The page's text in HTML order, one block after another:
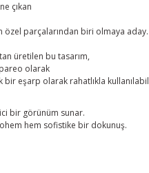
çıkan
özel parçalarından biri olmaya aday.
üretilen bu tasarım,
olarak
bir eşarp olarak rahatlıkla
bir görünüm sunar.
hem sofistike bir dokunuş.